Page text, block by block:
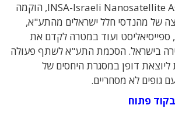
עמותת INSA-Israeli Nanosatellite Association, הוקמה
קבוצה של מהנדסי חלל ישראלים מהתע"א,
ועוד במטרה לקדם את
בישראל. הסכמת התע"א לשתף פעולה
דופן במסגרת היחסים של
גופים לא מסחריים.
פתוח